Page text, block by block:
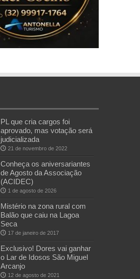
PL que cria cargos foi
aprovado, mas votação será
judicializada
21 de novembro de 2022
Conheça os aniversariantes
de Agosto da Associação
(ACIDEC)
1 de agosto de 2026
Mistério na zona rural com
Balão que caiu na Lagoa
Seca
17 de janeiro de 2017
Exclusivo! Dores vai ganhar
o Lar de Idosos São Miguel
Arcanjo
12 de agosto de 2021